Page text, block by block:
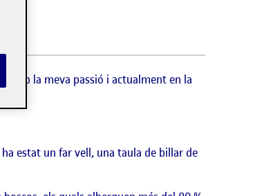
amb la meva passió i actualment en la
estat un far vell, una taula de billar de